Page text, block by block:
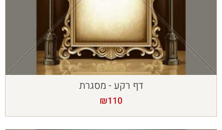
דף רקע - מסגרת
₪110